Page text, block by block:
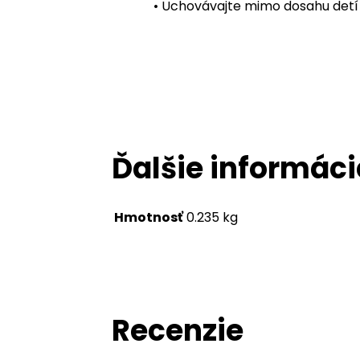
• Uchovávajte mimo dosahu detí
Ďalšie
Hmotnosť0.235 kg
Recenzie